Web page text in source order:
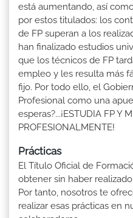
está aumentando, así
por estos titulados: los
de FP superan a los
han finalizado estudios
que los técnicos de FP
empleo y les resulta más
fijo. Por todo ello, el
Profesional como una
esperas?...¡ESTUDIA FP Y
PROFESIONALMENTE!
Prácticas
El Título Oficial de
obtener sin haber
Por tanto, nosotros te
realizar esas prácticas en